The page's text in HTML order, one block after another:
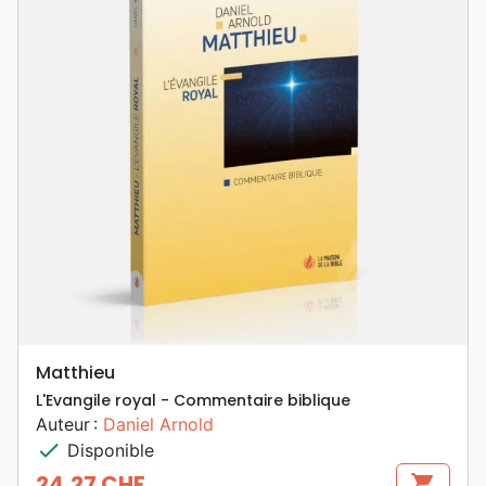
Matthieu
L'Evangile royal - Commentaire biblique
Auteur : Daniel Arnold
check Disponible